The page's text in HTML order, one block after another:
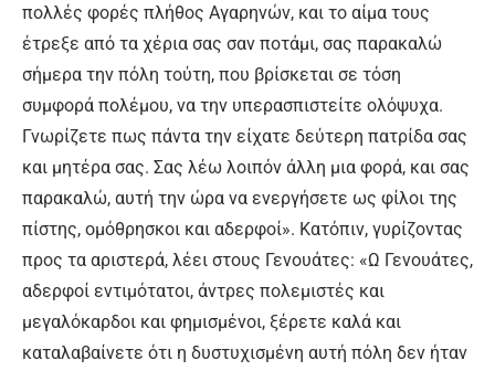
πολλές φορές πλήθος Αγαρηνών, και το αίμα τους
έτρεξε από τα χέρια σας σαν ποτάμι, σας παρακαλώ
σήμερα την πόλη τούτη, που βρίσκεται σε τόση
συμφορά πολέμου, να την υπερασπιστείτε ολόψυχα.
Γνωρίζετε πως πάντα την είχατε δεύτερη πατρίδα σας
και μητέρα σας. Σας λέω λοιπόν άλλη μια φορά, και σας
παρακαλώ, αυτή την ώρα να ενεργήσετε ως φίλοι της
πίστης, ομόθρησκοι και αδερφοί». Κατόπιν, γυρίζοντας
προς τα αριστερά, λέει στους Γενουάτες: «Ω Γενουάτες,
αδερφοί εντιμότατοι, άντρες πολεμιστές και
μεγαλόκαρδοι και φημισμένοι, ξέρετε καλά και
καταλαβαίνετε ότι η δυστυχισμένη αυτή πόλη δεν ήταν